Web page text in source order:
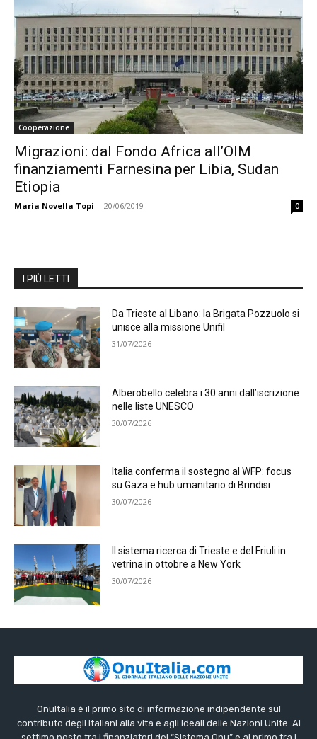
Cooperazione
Migrazioni: dal Fondo Africa all’OIM
finanziamenti Farnesina per Libia, Sudan
Etiopia
Maria Novella Topi - 20/06/2019 0
I PIÙ LETTI
Da Trieste al Libano: la Brigata Pozzuolo si
unisce alla missione Unifil
31/07/2026
Alberobello celebra i 30 anni dall’iscrizione
nelle liste UNESCO
30/07/2026
Italia conferma il sostegno al WFP: focus
su Gaza e hub umanitario di Brindisi
30/07/2026
Il sistema ricerca di Trieste e del Friuli in
vetrina in ottobre a New York
30/07/2026
OnuItalia è il primo sito di informazione indipendente sul
contributo degli italiani alla vita e agli ideali delle Nazioni Unite. Al